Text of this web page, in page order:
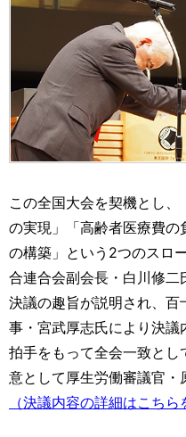
この全国大会を契機とし
の実現」「高齢者医療費
の構築」という2つのスロ
合連合会副会長・白川修二
決議の趣旨が説明され、
事・宮武厚志氏により決
拍手をもって全会一致と
意として厚生労働審議官・
（決議内容の詳細はこちら